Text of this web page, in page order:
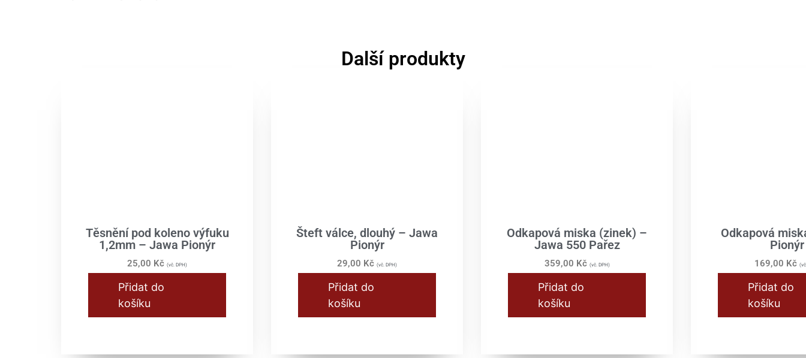
Další produkty
Těsnění pod koleno výfuku
1,2mm – Jawa Pionýr
25,00 Kč (vč. DPH)
Přidat do
košíku
Šteft válce, dlouhý – Jawa
Pionýr
29,00 Kč (vč. DPH)
Přidat do
košíku
Odkapová miska (zinek) –
Jawa 550 Pařez
359,00 Kč (vč. DPH)
Přidat do
košíku
Odkapová
Pionýr
169,00 Kč
Přidat do
košíku